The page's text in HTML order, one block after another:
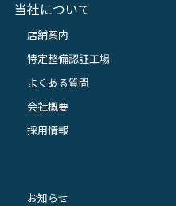
当社について
店舗案内
特定整備認証工場
よくある質問
会社概要
採用情報
お知らせ